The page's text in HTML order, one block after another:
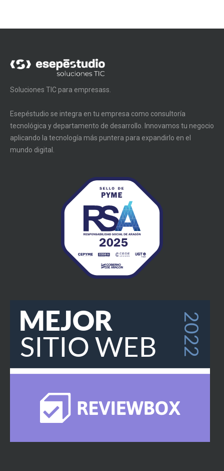
Soluciones TIC para empresass.
Esepéstudio se integra en tu empresa como consultoría
tecnológica y departamento de desarrollo. Innovamos tu negocio
aplicando la tecnología más puntera para expandirlo en el
mundo digital.